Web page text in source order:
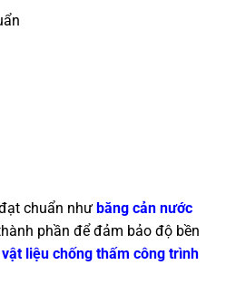
chuẩn như băng cản nước
phần để đảm bảo độ bền
vật liệu chống thấm công trình